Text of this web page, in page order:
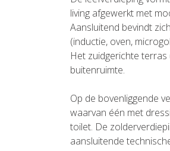
living afgewerkt met
Aansluitend bevindt
(inductie, oven,
Het zuidgerichte
buitenruimte.
Op de bovenliggende
waarvan één met
toilet. De
aansluitende